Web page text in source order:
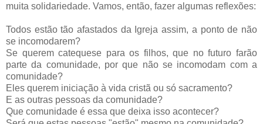
muita solidariedade. Vamos, então, fazer algumas reflexões:
Todos estão tão afastados da Igreja assim, a ponto de não
se incomodarem?
Se querem catequese para os filhos, que no futuro farão
parte da comunidade, por que não se incomodam com a
comunidade?
Eles querem iniciação à vida cristã ou só sacramento?
E as outras pessoas da comunidade?
Que comunidade é essa que deixa isso acontecer?